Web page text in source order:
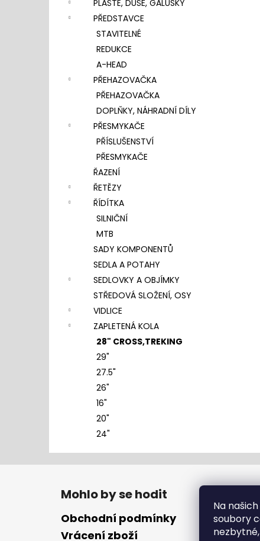
Na
soubory
PLÁŠTĚ, DUŠE, GALUSKY
PŘEDSTAVCE
STAVITELNÉ
REDUKCE
A-HEAD
PŘEHAZOVAČKA
PŘEHAZOVAČKA
DOPLŇKY, NÁHRADNÍ DÍLY
PŘESMYKAČE
PŘÍSLUŠENSTVÍ
PŘESMYKAČE
ŘAZENÍ
ŘETĚZY
ŘÍDÍTKA
SILNIČNÍ
MTB
SADY KOMPONENTŮ
SEDLA A POTAHY
SEDLOVKY A OBJÍMKY
STŘEDOVÁ SLOŽENÍ, OSY
VIDLICE
ZAPLETENÁ KOLA
28" CROSS,TREKING
29"
27.5"
26"
16"
20"
24"
Z
Mohlo by se hodit
Obchodní podmínky
Vrácení zboží